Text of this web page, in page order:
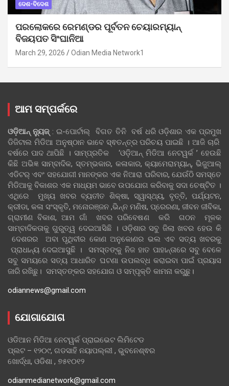
ଦେଶ-ବିଦେଶ
ପରଲୋକରେ ରେମଣ୍ଡର ପୂର୍ବତନ ଚେୟାରମ୍ୟାନ୍
ବିଜୟପତ ସିଂଘାନିଆ
March 29, 2026 Odian Media Network1
ଆମ ସମ୍ପର୍କରେ
ଓଡ଼ିଆନ୍‍ ନ୍ୟୁଜ୍‍: ଇ-ପୋର୍ଟାଲ୍ ବିଗତ ତିନି ବର୍ଷ ଧରି ଓଡ଼ିଶାର ଏକ ପ୍ରମୁଖ
ଡିଜିଟାଲ ମିଡିଆ ଅନୁଷ୍ଠାନ ଭାବେ ସ୍ଵତନ୍ତ୍ର ପରିଚୟ ପାଇଛି । ଆଜି ଚାରି
ବର୍ଷରେ ପାଦ ଥାପିଛି । ସାମ୍ପ୍ରତିକ ‘ଓଡ଼ିଆନ୍‍ ମିଡିଆ ନେଟୱର୍କ ’ ହେଉଛି
କିଛି ଅଭିଜ୍ଞ ସାମ୍ବାଦିକ, ସ୍ତମ୍ଭକାର, କଳାକାର, କ୍ୟାମେରାମ୍ୟାନ୍, ଭିଜୁଆଲ୍
ଏଡିଟର୍ ଏବଂ ସହଯୋଗୀ ମାନଙ୍କର ଏକ ନିଆରା ପରିବାର, ଯେଉଁଠି ସମସ୍ତେ
ମିଡିଆକୁ ବିକାଶର ଏକ ମାଧ୍ୟମ ଭାବେ ଉପଯୋଗ କରିବାକୁ ସଦା ଚେଷ୍ଟିତ ।
ଏଥିରେ ମୁଖ୍ୟ ଖବର ବ୍ୟତୀତ ଶିକ୍ଷା, ସ୍ୱାସ୍ଥ୍ୟ, ବୃତ୍ତି, ପର୍ଯ୍ୟଟନ,
କ୍ରୀଡା, କଳା ସଂସ୍କୃତି, ମନୋରଞ୍ଜନ ,ଭିନ୍ନ ମଣିଷ, ପ୍ରେରଣା, ଜୀବନ ଜୀବିକା,
ଗ୍ରାମୀଣ ବିକାଶ, ଆମ ଗାଁ ଖବର ପରିବେଷଣ କରି ଗଠନ ମୂଳକ
ସାମ୍ବାଦିକତାକୁ ଗୁରୁତ୍ୱ ଦେଇଆସିଛି । ଓଡ଼ିଶାର ସବୁ ଜିଲା ଖବର ହେଉ କି
ଦେଶରର ଅବା ପୃଥିବୀର କୋଣ ଅନୁକୋଣର ଭଲ ଏବ ସତ୍ୟ ଖବରକୁ
ପ୍ରାଧାନ୍ୟ ଦେଇଆସୁଛି । ସମସ୍ତଙ୍କୁ ନିଜ ହାତ ପାହାନ୍ତାରେ ସବୁ ବେଳେ
ସବୁ ସମୟରେ ସତ୍ୟ ଆଧାରିତ ଘଟଣା ଉପଲବ୍ଧ କରାଇବା ପାଇଁ ପ୍ରୟାସ
ଜାରି ରଖିଛୁ। ସମସ୍ତଙ୍କର ସହଯୋଗ ଓ ସମ୍ପୃକ୍ତି କାମନା କରୁଛୁ।
odiannews@gmail.com
ଯୋଗାଯୋଗ
ଓଡିଆନ ମିଡିଆ ନେଟୱର୍କ ପ୍ରାଇଭେଟ ଲିମିଟେଡ
ପ୍ଲଟ – ୧୨୦୯, ଗଡସାହି ନୟାପଲ୍ଲୀ , ଭୁବନେଶ୍ଵର
ଖୋର୍ଦ୍ଧା, ଓଡିଶା , ୭୫୧୦୧୨
odianmedianetwork@gmail.com